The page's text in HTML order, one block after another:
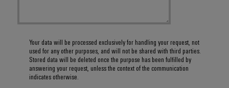
Your data will be processed exclusively for handling your request, not
used for any other purposes, and will not be shared with third parties.
Stored data will be deleted once the purpose has been fulfilled by
answering your request, unless the context of the communication
indicates otherwise.